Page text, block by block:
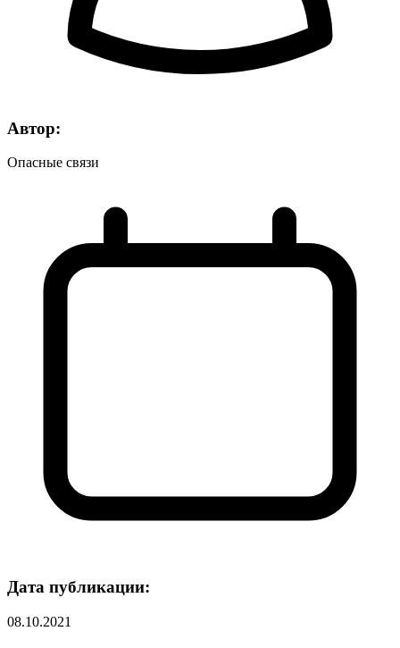
Автор:
Опасные связи
Дата публикации:
08.10.2021